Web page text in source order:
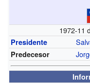
1972-11
Presidente
Predecesor